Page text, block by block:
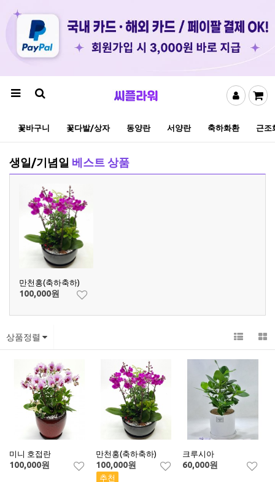
꽃바구니 꽃다발/상자 동양란 서양란 축하화환 근조
생일/기념일 베스트 상품
만천홍(축하축하)
100,000원
상품정렬
미니 호접란
100,000원
만천홍(축하축하)
100,000원
추천
크루시아
60,000원